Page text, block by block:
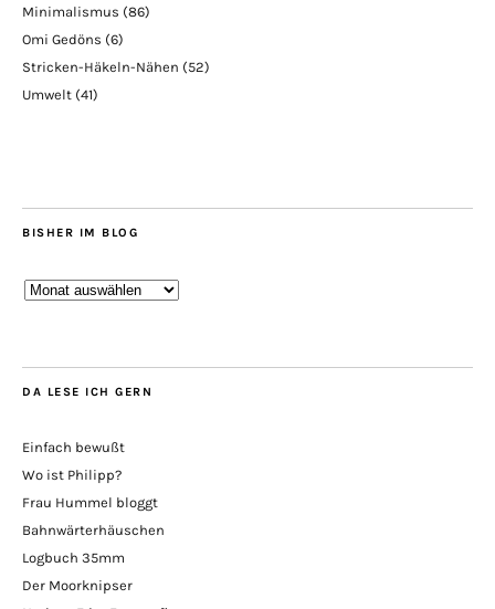
Minimalismus (86)
Omi Gedöns (6)
Stricken-Häkeln-Nähen (52)
Umwelt (41)
BISHER IM BLOG
Bisher
DA LESE ICH GERN
Einfach bewußt
Wo ist Philipp?
Frau Hummel bloggt
Bahnwärterhäuschen
Logbuch 35mm
Der Moorknipser